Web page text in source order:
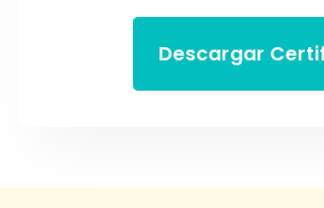
Descargar